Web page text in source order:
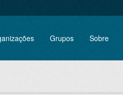
Grupos Sobre